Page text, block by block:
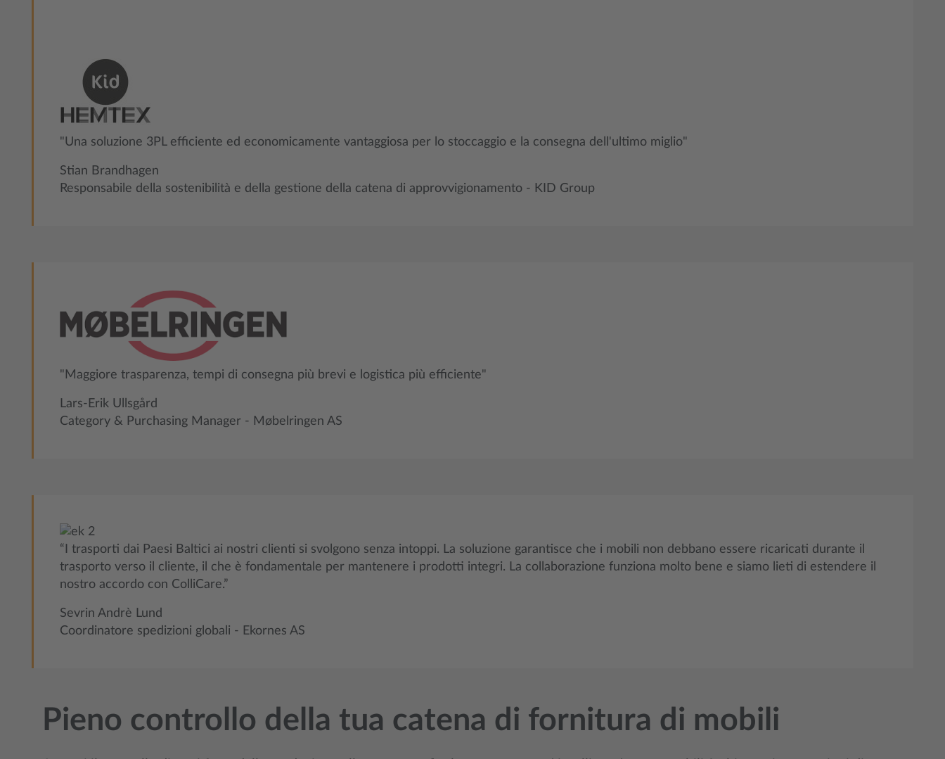
"Una soluzione 3PL efficiente ed economicamente vantaggiosa per lo stoccaggio e la consegna dell'ultimo miglio"
Stian Brandhagen
Responsabile della sostenibilità e della gestione della catena di approvvigionamento - KID Group
"Maggiore trasparenza, tempi di consegna più brevi e logistica più efficiente"
Lars-Erik Ullsgård
Category & Purchasing Manager - Møbelringen AS
“I trasporti dai Paesi Baltici ai nostri clienti si svolgono senza intoppi. La soluzione garantisce che i mobili non debbano essere ricaricati durante il
trasporto verso il cliente, il che è fondamentale per mantenere i prodotti integri. La collaborazione funziona molto bene e siamo lieti di estendere il
nostro accordo con ColliCare.”
Sevrin Andrè Lund
Coordinatore spedizioni globali - Ekornes AS
Pieno controllo della tua catena di fornitura di mobili